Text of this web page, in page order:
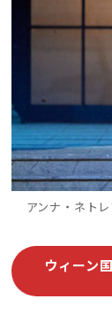
アンナ・ネト
ウィーン